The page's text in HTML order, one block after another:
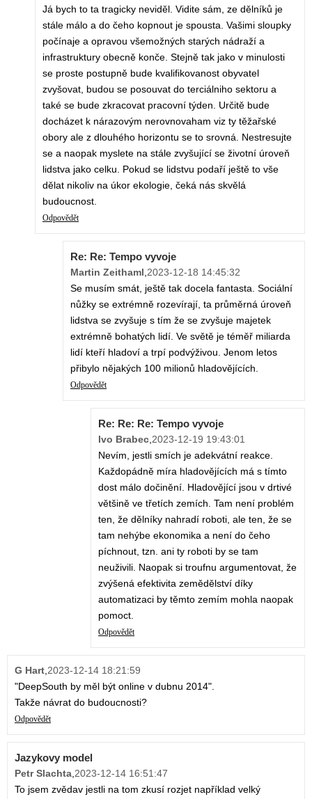
Já bych to ta tragicky neviděl. Vidite sám, ze dělníků je
stále málo a do čeho kopnout je spousta. Vašimi sloupky
počínaje a opravou všemožných starých nádraží a
infrastruktury obecně konče. Stejně tak jako v minulosti
se proste postupně bude kvalifikovanost obyvatel
zvyšovat, budou se posouvat do terciálniho sektoru a
také se bude zkracovat pracovní týden. Určitě bude
docházet k nárazovým nerovnovaham viz ty těžařské
obory ale z dlouhého horizontu se to srovná. Nestresujte
se a naopak myslete na stále zvyšující se životní úroveň
lidstva jako celku. Pokud se lidstvu podaří ještě to vše
dělat nikoliv na úkor ekologie, čeká nás skvělá
budoucnost.
Odpovědět
Re: Re: Tempo vyvoje
Martin Zeithaml 2023-12-18 14:45:32
Se musím smát, ještě tak docela fantasta. Sociální
nůžky se extrémně rozevírají, ta průměrná úroveň
lidstva se zvyšuje s tím že se zvyšuje majetek
extrémně bohatých lidí. Ve světě je téměř miliarda
lidí kteří hladoví a trpí podvýživou. Jenom letos
přibylo nějakých 100 milionů hladovějících.
Odpovědět
Re: Re: Re: Tempo vyvoje
Ivo Brabec 2023-12-19 19:43:01
Nevím, jestli smích je adekvátní reakce.
Každopádně míra hladovějících má s tímto
dost málo dočinění. Hladovějící jsou v drtivé
většině ve třetích zemích. Tam není problém
ten, že dělníky nahradí roboti, ale ten, že se
tam nehýbe ekonomika a není do čeho
píchnout, tzn. ani ty roboti by se tam
neuživili. Naopak si troufnu argumentovat, že
zvýšená efektivita zemědělství díky
automatizaci by těmto zemím mohla naopak
pomoct.
Odpovědět
G Hart 2023-12-14 18:21:59
"DeepSouth by měl být online v dubnu 2014".
Takže návrat do budoucnosti?
Odpovědět
Jazykovy model
Petr Slachta 2023-12-14 16:51:47
To jsem zvědav jestli na tom zkusí rozjet například velký